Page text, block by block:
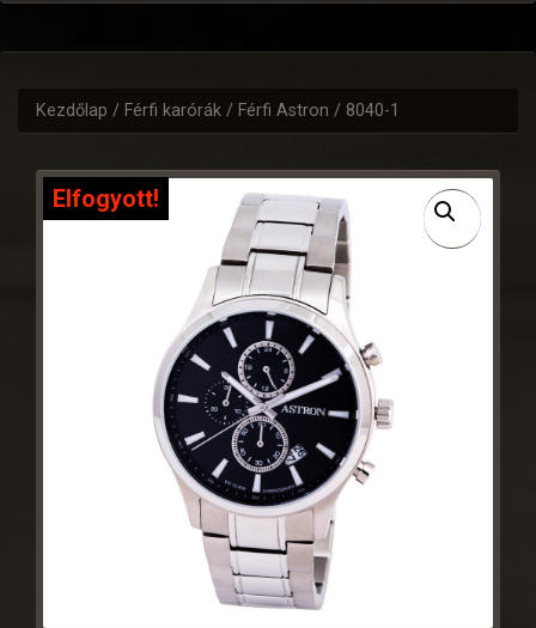
Kezdőlap / Férfi karórák / Férfi Astron / 8040-1
Elfogyott!